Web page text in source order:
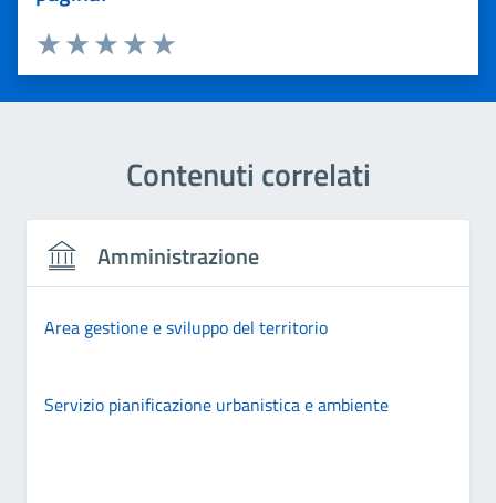
Valuta 5 stelle su 5
Valuta 4 stelle su 5
Valuta 3 stelle su 5
Valuta 2 stelle su 5
Valuta 1 stelle su 5
Contenuti correlati
Amministrazione
Area gestione e sviluppo del territorio
Servizio pianificazione urbanistica e ambiente